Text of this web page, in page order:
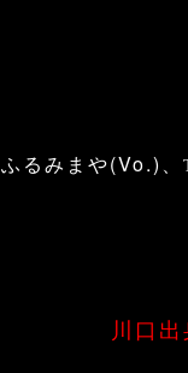
ふるみまや(Vo.)、
川口